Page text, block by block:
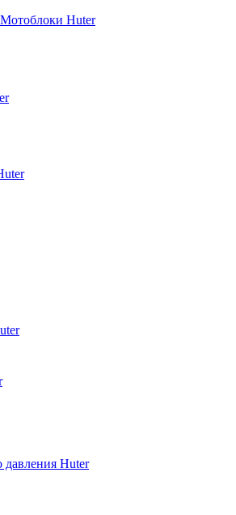
Huter
Huter